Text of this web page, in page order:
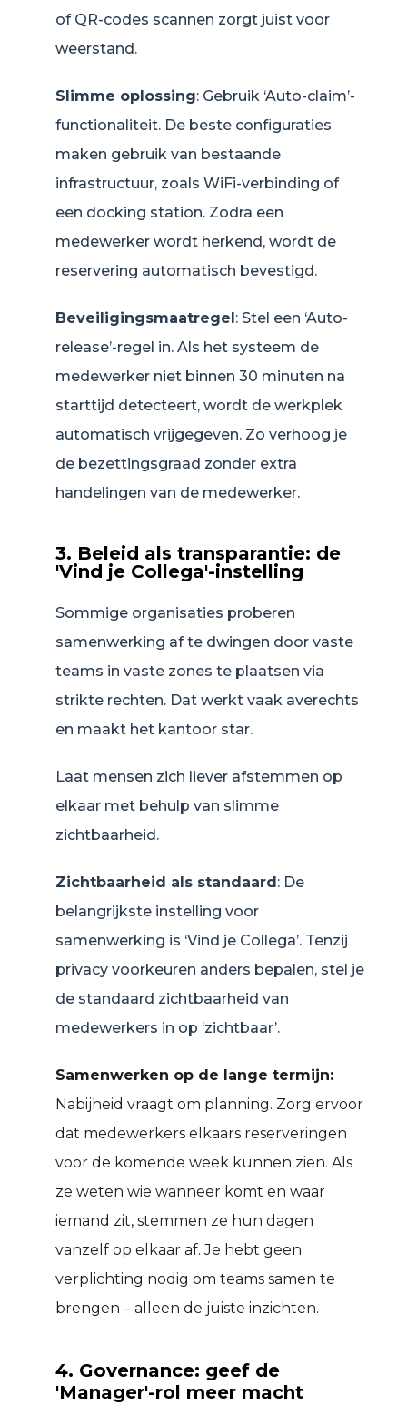
of QR-codes scannen zorgt juist voor
weerstand.
Slimme oplossing: Gebruik ‘Auto-claim’-
functionaliteit. De beste configuraties
maken gebruik van bestaande
infrastructuur, zoals WiFi-verbinding of
een docking station. Zodra een
medewerker wordt herkend, wordt de
reservering automatisch bevestigd.
Beveiligingsmaatregel: Stel een ‘Auto-
release’-regel in. Als het systeem de
medewerker niet binnen 30 minuten na
starttijd detecteert, wordt de werkplek
automatisch vrijgegeven. Zo verhoog je
de bezettingsgraad zonder extra
handelingen van de medewerker.
3. Beleid als transparantie: de
'Vind je Collega'-instelling
Sommige organisaties proberen
samenwerking af te dwingen door vaste
teams in vaste zones te plaatsen via
strikte rechten. Dat werkt vaak averechts
en maakt het kantoor star.
Laat mensen zich liever afstemmen op
elkaar met behulp van slimme
zichtbaarheid.
Zichtbaarheid als standaard: De
belangrijkste instelling voor
samenwerking is ‘Vind je Collega’. Tenzij
privacy voorkeuren anders bepalen, stel je
de standaard zichtbaarheid van
medewerkers in op ‘zichtbaar’.
Samenwerken op de lange termijn:
Nabijheid vraagt om planning. Zorg ervoor
dat medewerkers elkaars reserveringen
voor de komende week kunnen zien. Als
ze weten wie wanneer komt en waar
iemand zit, stemmen ze hun dagen
vanzelf op elkaar af. Je hebt geen
verplichting nodig om teams samen te
brengen – alleen de juiste inzichten.
4. Governance: geef de
'Manager'-rol meer macht